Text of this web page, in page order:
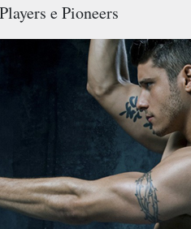
e Pioneers